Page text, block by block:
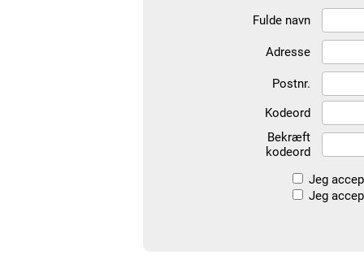
Fulde navn
Adresse
Postnr.
Kodeord
Bekræft
kodeord
Jeg
Jeg